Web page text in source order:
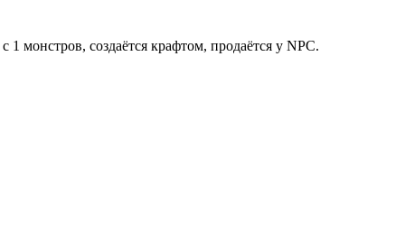
монстров, создаётся крафтом, продаётся у NPC.